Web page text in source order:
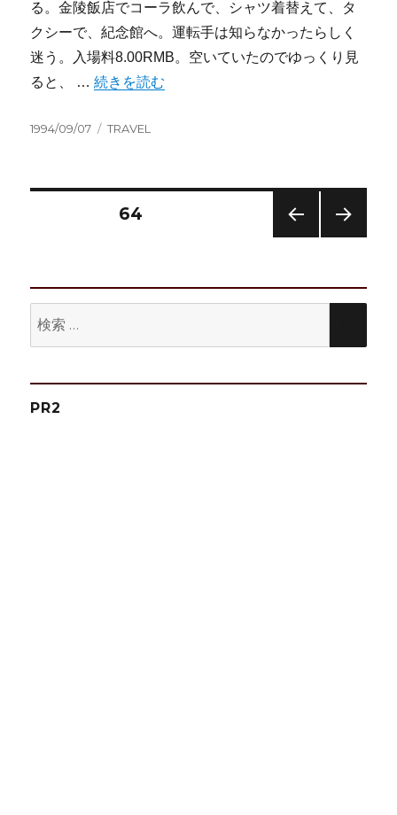
る。金陵飯店でコーラ飲んで、シャツ着替えて、タ
クシーで、紀念館へ。運転手は知らなかったらしく
迷う。入場料8.00RMB。空いていたのでゆっくり見
ると、 …“1994/9/7 旅行記: 南京” の
続きを読む
投
1994/09/07
カ
TRAVEL
の
ペ
ー
64
索
PR2